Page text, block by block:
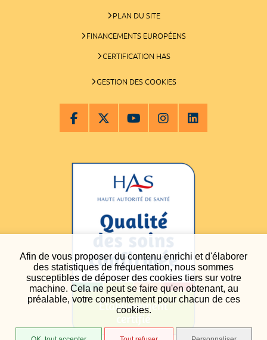
Afin de vous proposer du contenu enrichi et d'élaborer
des statistiques de fréquentation, nous sommes
susceptibles de déposer des cookies tiers sur votre
machine. Cela ne peut se faire qu'en obtenant, au
préalable, votre consentement pour chacun de ces
cookies.
PLAN DU SITE
FINANCEMENTS EUROPÉENS
CERTIFICATION HAS
GESTION DES COOKIES